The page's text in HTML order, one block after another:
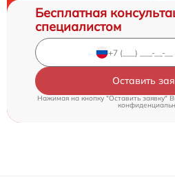
Бесплатная
специалистом
Оставить
Нажимая на кнопку "Оставить заявку"